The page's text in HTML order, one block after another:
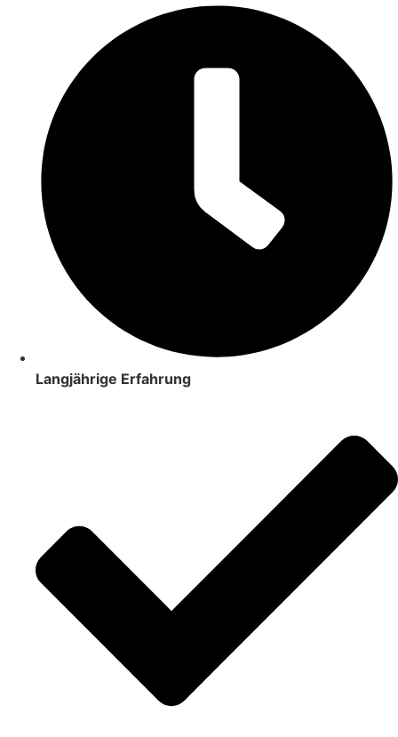
Langjährige Erfahrung